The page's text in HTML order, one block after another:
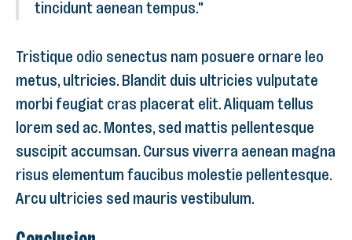
tincidunt aenean tempus."
Tristique odio senectus nam posuere ornare leo
metus, ultricies. Blandit duis ultricies vulputate
morbi feugiat cras placerat elit. Aliquam tellus
lorem sed ac. Montes, sed mattis pellentesque
suscipit accumsan. Cursus viverra aenean magna
risus elementum faucibus molestie pellentesque.
Arcu ultricies sed mauris vestibulum.